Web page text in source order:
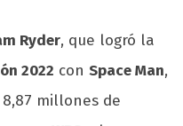
Ryder, que logró la
2022 con Space Man,
millones de